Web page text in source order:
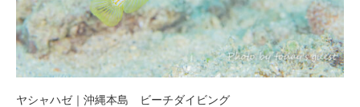
ヤシャハゼ｜沖縄本島 ビーチダイビング